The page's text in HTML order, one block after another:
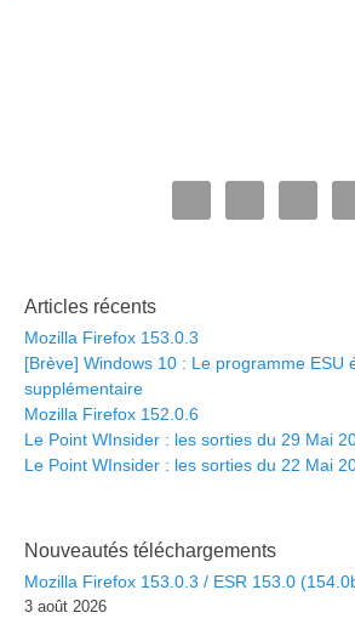
Articles récents
Mozilla Firefox 153.0.3
[Brève] Windows 10 : Le programme ESU
supplémentaire
Mozilla Firefox 152.0.6
Le Point WInsider : les sorties du 29 Mai
Le Point WInsider : les sorties du 22 Mai
Nouveautés téléchargements
Mozilla Firefox 153.0.3 / ESR 153.0
3 août 2026